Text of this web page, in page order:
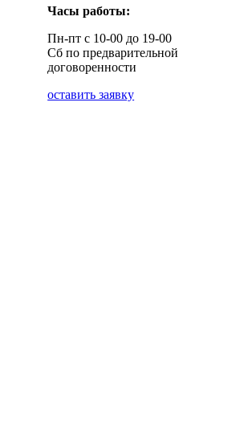
Часы работы:
Пн-пт с 10-00 до 19-00
Сб по предварительной
договоренности
оставить заявку